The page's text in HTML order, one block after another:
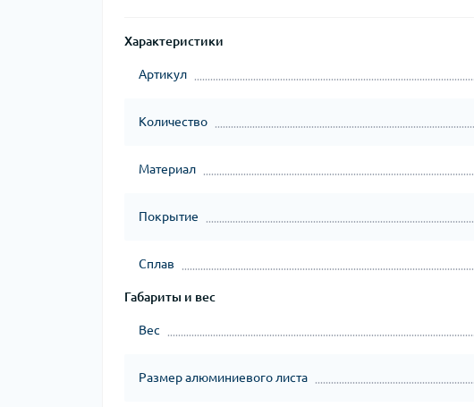
Характеристики
Артикул
Количество
Материал
Покрытие
Сплав
Габариты и вес
Вес
Размер алюминиевого листа